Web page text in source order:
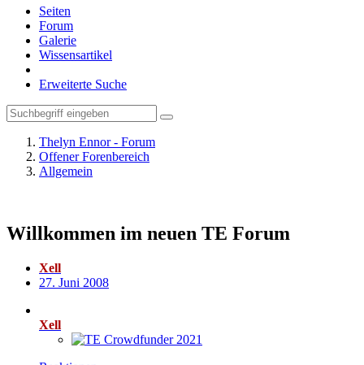
Seiten
Forum
Galerie
Wissensartikel
Erweiterte Suche
Thelyn Ennor - Forum
Offener Forenbereich
Allgemein
Willkommen im neuen TE Forum
Xell
27. Juni 2008
Xell